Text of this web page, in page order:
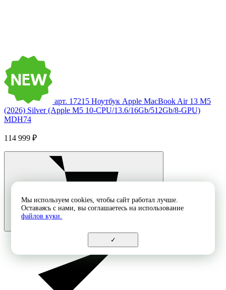
арт. 17215 Ноутбук Apple MacBook Air 13 M5
(2026) Silver (Apple M5 10-CPU/13.6/16Gb/512Gb/8-GPU)
MDH74
114 999 ₽
Мы используем cookies, чтобы сайт работал лучше.
Оставаясь с нами, вы соглашаетесь на использование
файлов куки.
✓